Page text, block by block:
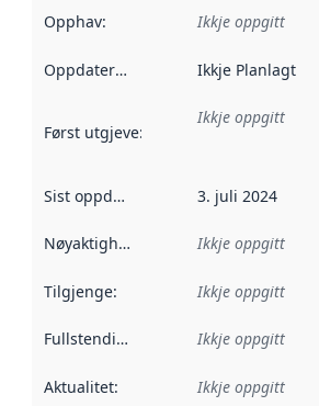
Opphav: Ikkje oppgitt
Oppdateringsfrekvens :
Ikkje Planlagt
Først utgjeve: Denne datoen seier
Ikkje oppgitt
Sist oppdatert 3. juli 2024
Nøyaktigheit Ikkje oppgitt
Tilgjenge: Ikkje oppgitt
Fullstendigheit Ikkje oppgitt
Aktualitet: Ikkje oppgitt